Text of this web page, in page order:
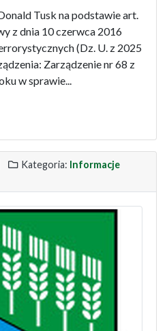
Tusk na podstawie art.
z dnia 10 czerwca 2016
(Dz. U. z 2025
Zarządzenie nr 68 z
w sprawie...
Kategoria: Informacje